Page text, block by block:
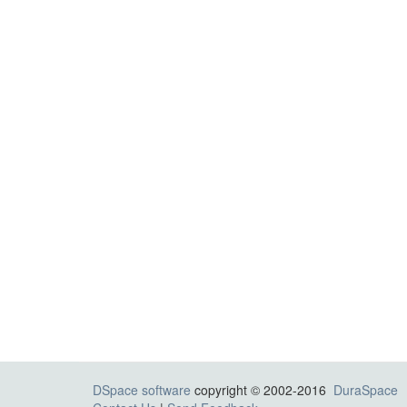
DSpace software copyright © 2002-2016 DuraSpace